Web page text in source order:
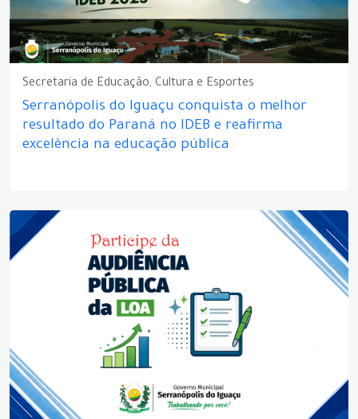
Secretaria de Educação, Cultura e Esportes
Serranópolis do Iguaçu conquista o melhor
resultado do Paraná no IDEB e reafirma
excelência na educação pública